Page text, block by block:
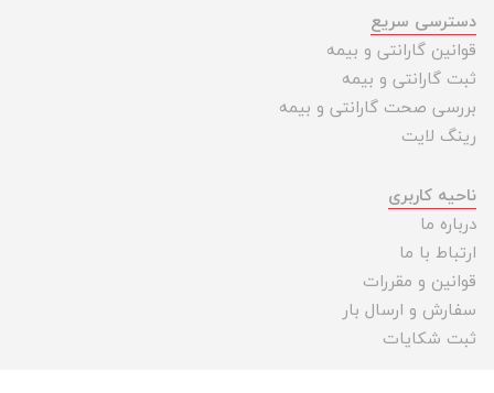
دسترسی سریع
قوانین گارانتی و بیمه
ثبت گارانتی و بیمه
بررسی صحت گارانتی و بیمه
رینگ لایت
ناحیه کاربری
درباره ما
ارتباط با ما
قوانین و مقررات
سفارش و ارسال بار
ثبت شکایات